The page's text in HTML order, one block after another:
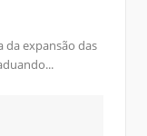
da expansão das